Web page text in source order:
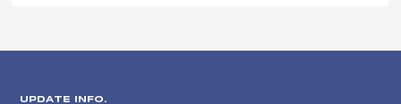
UPDATE INFO.